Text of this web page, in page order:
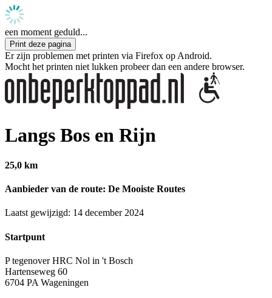
een moment geduld...
Print deze pagina
Er zijn problemen met printen via Firefox op Android.
Mocht het printen niet lukken probeer dan een andere browser.
Langs Bos en Rijn
25,0 km
Aanbieder van de route: De Mooiste Routes
Laatst gewijzigd: 14 december 2024
Startpunt
P tegenover HRC Nol in 't Bosch
Hartenseweg 60
6704 PA Wageningen